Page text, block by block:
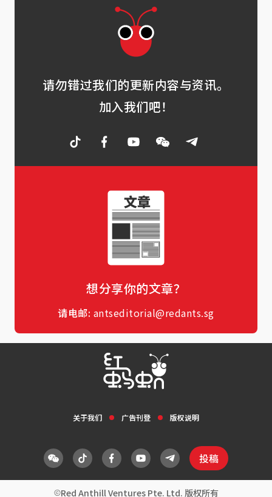
请勿错过我们的更新内容与资讯。
加入我们吧！
想分享你的文章？
请电邮: antseditorial@redants.sg
关于我们 广告刊登 版权说明
投稿
Red Anthill Ventures Pte. Ltd. 版权所有